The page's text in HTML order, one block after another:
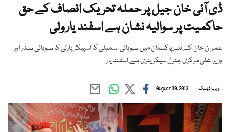
ڈی آئی خان جیل پر حملہ تحریک انصاف کے حق
حاکمیت پر سوالیہ نشان ہے اسفند یار ولی
عمران خان کے نئےپاکستان میں صوبائی اسمبلی کا اسپیکر پارٹی کا صوبائی صدر اور
وزیراعلیٰ مرکزی جنرل سیکریٹری ہے،اسفند یار
ویب ڈیسک August 19, 2013